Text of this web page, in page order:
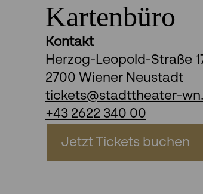
Kartenbüro
Kontakt
Herzog-Leopold-Straße
2700 Wiener Neustadt
tickets@stadttheater-
+43 2622 340 00
Jetzt Tickets buchen